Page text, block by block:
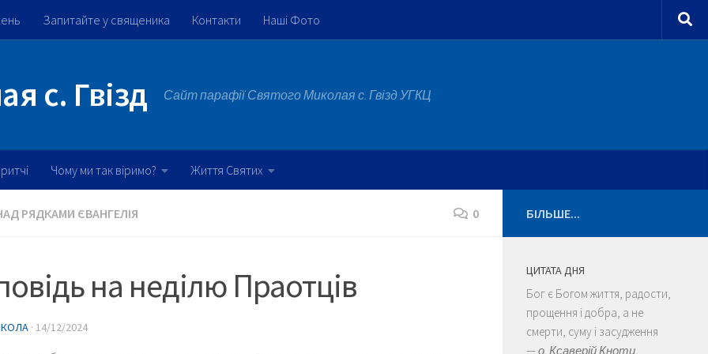
Запитайте у священика Контакти Наші Фото
с. Гвізд Сайт парафії Святого Миколая с. Гвізд УГКЦ
Чому ми так віримо? Життя Святих
РЯДКАМИ ЄВАНГЕЛІЯ 0
на неділю Праотців
· 14/12/2024
БІЛЬШЕ...
ЦИТАТА ДНЯ
Бог є Богом життя, радости,
прощення і добра, а не
смерти, суму і засудження
—о. Ксаверій Кнотц.